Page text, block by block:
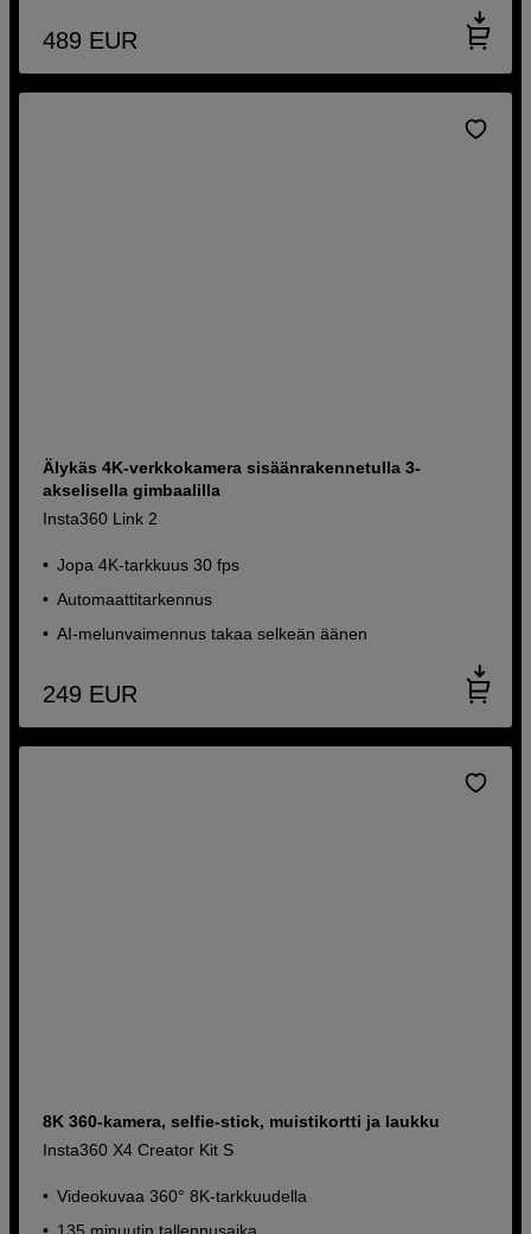
489 EUR
Älykäs 4K-verkkokamera sisäänrakennetulla 3-
akselisella gimbaalilla
Insta360 Link 2
Jopa 4K-tarkkuus 30 fps
Automaattitarkennus
AI-melunvaimennus takaa selkeän äänen
249 EUR
8K 360-kamera, selfie-stick, muistikortti ja laukku
Insta360 X4 Creator Kit S
Videokuvaa 360° 8K-tarkkuudella
135 minuutin tallennusaika